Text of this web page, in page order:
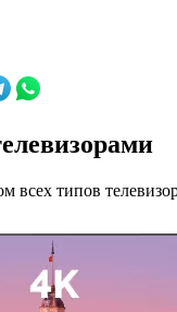
всех типов